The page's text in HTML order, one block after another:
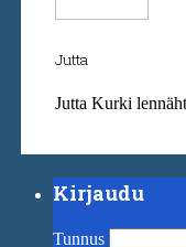
Jutta
Jutta Kurki
Kirjaudu
Tunnus